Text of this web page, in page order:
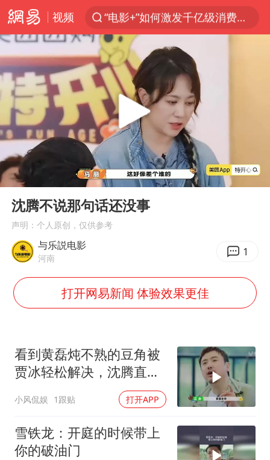
视频
名创优品回应女子吐槽内裤质量差
胜宏科技：股票交易异常波动
胡彦斌获《歌手2026》歌王
38岁演员求职万岁山NPC成功
东航：国内客票提前14天免费退改
夯实基础开新局
Play
00:00 02:47
沈腾不说那句话还没事
声明：个人原创，仅供参考
与乐説电影
河南 1
打开网易新闻 体验效果更佳
看到黄磊炖不熟的豆角被
贾冰轻松解决，沈腾直接
小风侃娱 1跟贴 打开APP
雪铁龙：开庭的时候带上
你的破油门